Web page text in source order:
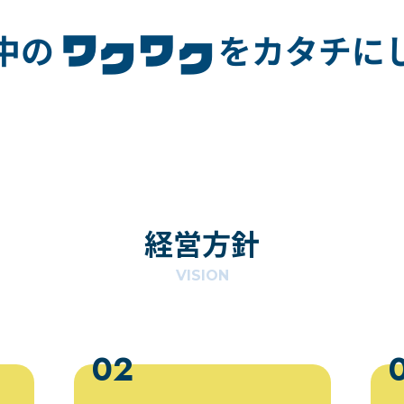
経営方針
VISION
02